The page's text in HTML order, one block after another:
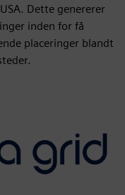
Dette genererer
inden for få
placeringer blandt